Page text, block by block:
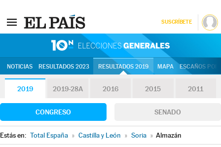
SUSCRÍBETE
NOTICIAS RESULTADOS 2023 RESULTADOS 2019 MAPA ESCAÑOS
2019 2019-28A 2016 2015 2011
CONGRESO SENADO
Estás en: Total España » Castilla y León » Soria » Almazán